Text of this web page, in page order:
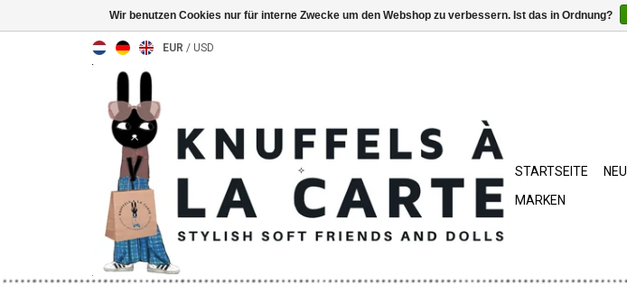
EUR / USD
STARTSEITE NEU
MARKEN
Wir benutzen Cookies nur für interne Zwecke um den Webshop zu verbessern. Ist das in Ordnung?